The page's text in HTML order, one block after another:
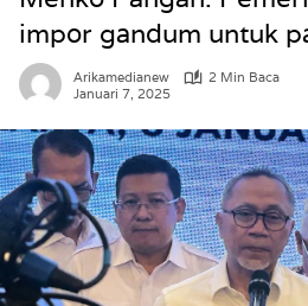
impor gandum untuk
Arikamedianew
2 Min Baca
Januari 7, 2025